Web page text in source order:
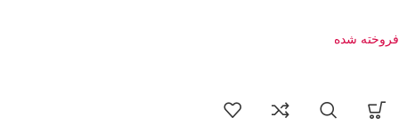
فروخته شده